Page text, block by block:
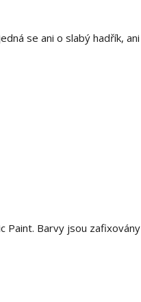
se ani o slabý hadřík, ani
Paint. Barvy jsou zafixovány